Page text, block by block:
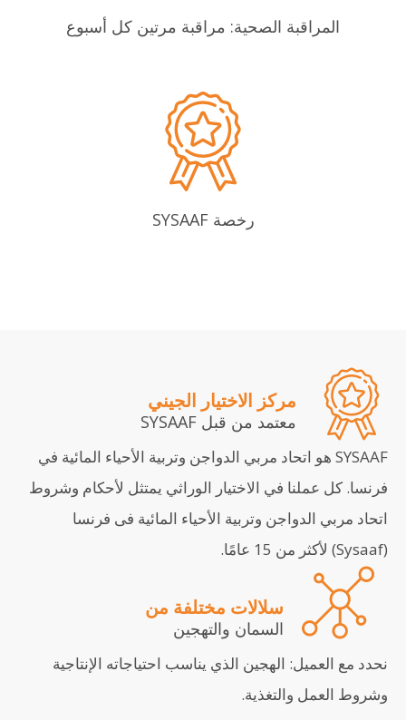
المراقبة الصحية: مراقبة مرتين كل أسبوع
رخصة SYSAAF
مركز الاختيار الجيني
معتمد من قبل SYSAAF
SYSAAF هو اتحاد مربي الدواجن وتربية الأحياء المائية في
فرنسا. كل عملنا في الاختيار الوراثي يمتثل لأحكام وشروط
اتحاد مربي الدواجن وتربية الأحياء المائية فى فرنسا
(Sysaaf) لأكثر من 15 عامًا.
سلالات مختلفة من
السمان والتهجين
نحدد مع العميل: الهجين الذي يناسب احتياجاته الإنتاجية
وشروط العمل والتغذية.